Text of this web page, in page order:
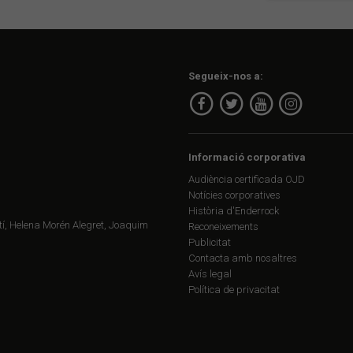
Helena Morén Alegret, Joaquim
Segueix-nos a:
Informació corporativa
Audiència certificada OJD
Notícies corporatives
Història d'Enderrock
Reconeixements
Publicitat
Contacta amb nosaltres
Avís legal
Política de privacitat